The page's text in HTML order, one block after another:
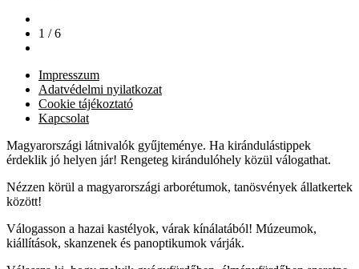
1 / 6
Impresszum
Adatvédelmi nyilatkozat
Cookie tájékoztató
Kapcsolat
Magyarországi látnivalók gyűjteménye. Ha kirándulástippek
érdeklik jó helyen jár! Rengeteg kirándulóhely közül válogathat.
Nézzen körül a magyarországi arborétumok, tanösvények állatkertek
között!
Válogasson a hazai kastélyok, várak kínálatából! Múzeumok,
kiállítások, skanzenek és panoptikumok várják.